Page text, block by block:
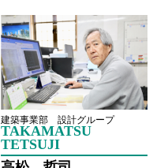
建築事業部 設計グループ
TAKAMATSU
TETSUJI